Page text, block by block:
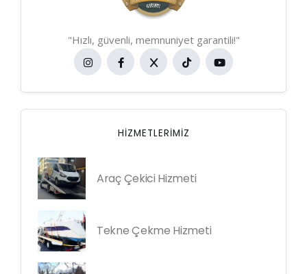
"Hızlı, güvenli, memnuniyet garantili!"
HIZMETLERIMIZ
Araç Çekici Hizmeti
Tekne Çekme Hizmeti